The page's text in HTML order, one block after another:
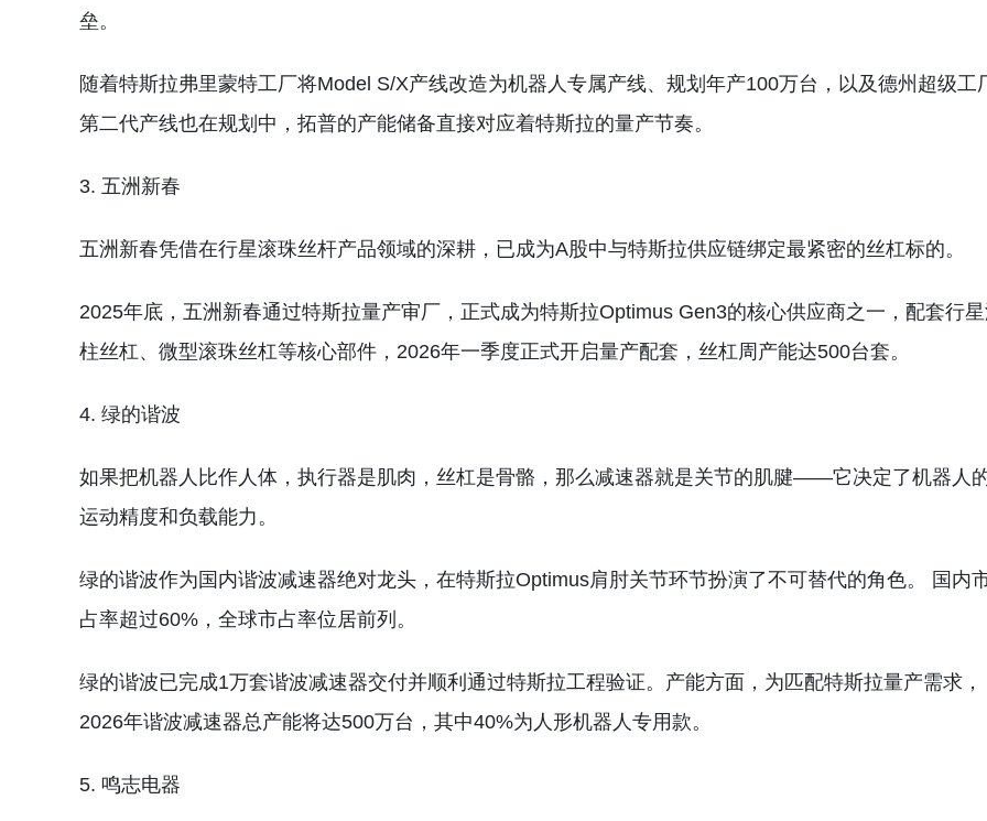
垒。
随着特斯拉弗里蒙特工厂将Model S/X产线改造为机器人专属产线、规划年产100万台，以及德州超级工
第二代产线也在规划中，拓普的产能储备直接对应着特斯拉的量产节奏。
3. 五洲新春
五洲新春凭借在行星滚珠丝杆产品领域的深耕，已成为A股中与特斯拉供应链绑定最紧密的丝杠标的。
2025年底，五洲新春通过特斯拉量产审厂，正式成为特斯拉Optimus Gen3的核心供应商之一，配套行
柱丝杠、微型滚珠丝杠等核心部件，2026年一季度正式开启量产配套，丝杠周产能达500台套。
4. 绿的谐波
如果把机器人比作人体，执行器是肌肉，丝杠是骨骼，那么减速器就是关节的肌腱——它决定了机器人
运动精度和负载能力。
绿的谐波作为国内谐波减速器绝对龙头，在特斯拉Optimus肩肘关节环节扮演了不可替代的角色。 国内
占率超过60%，全球市占率位居前列。
绿的谐波已完成1万套谐波减速器交付并顺利通过特斯拉工程验证。产能方面，为匹配特斯拉量产需求，
2026年谐波减速器总产能将达500万台，其中40%为人形机器人专用款。
5. 鸣志电器